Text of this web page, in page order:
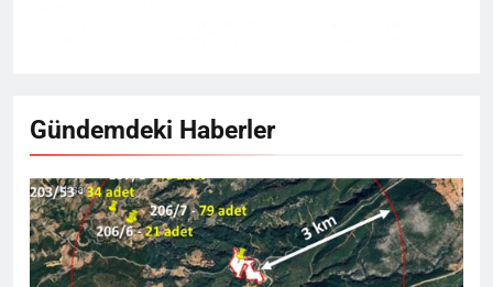
Gündemdeki Haberler